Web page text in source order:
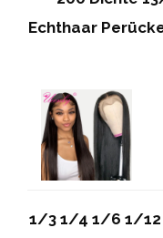
Echthaar
1/3 1/4 1/6 1/12